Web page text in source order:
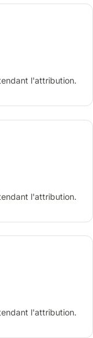
l'attribution.
l'attribution.
l'attribution.